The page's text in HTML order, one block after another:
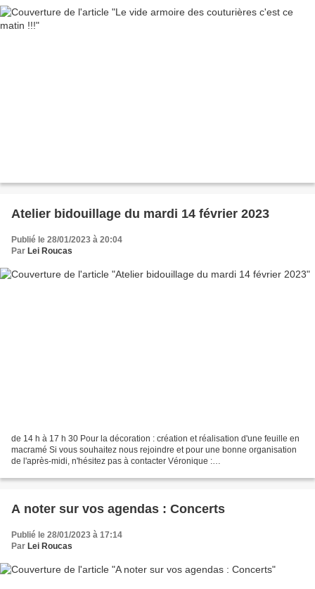
Atelier bidouillage du mardi 14 février 2023
Publié le 28/01/2023 à 20:04
Par Lei Roucas
de 14 h à 17 h 30 Pour la décoration : création et réalisation d'une feuille en
macramé Si vous souhaitez nous rejoindre et pour une bonne organisation
de l'après-midi, n'hésitez pas à contacter Véronique :
A noter sur vos agendas : Concerts
Publié le 28/01/2023 à 17:14
Par Lei Roucas